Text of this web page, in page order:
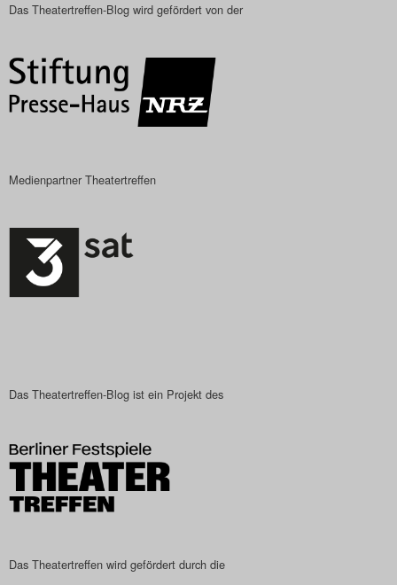
Das Theatertreffen-Blog wird gefördert von der
Medienpartner Theatertreffen
Das Theatertreffen-Blog ist ein Projekt des
Das Theatertreffen wird gefördert durch die